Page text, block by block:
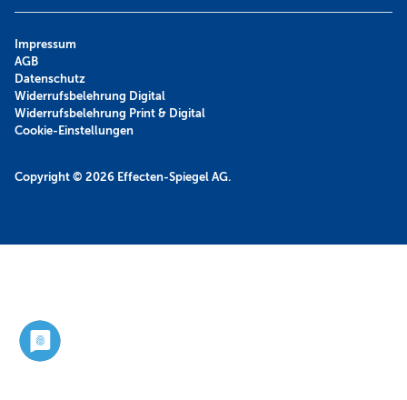
Copyright © 2026 Effecten-Spiegel AG.
Impressum
AGB
Datenschutz
Widerrufsbelehrung Digital
Widerrufsbelehrung Print & Digital
Cookie-Einstellungen